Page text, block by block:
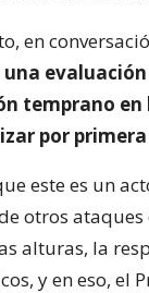
en
una
temprano
por
este es un
otros ataques
alturas, la
y en eso, el